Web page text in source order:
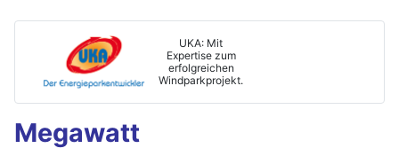
UKA: Mit
Expertise zum
erfolgreichen
Windparkprojekt.
Megawatt